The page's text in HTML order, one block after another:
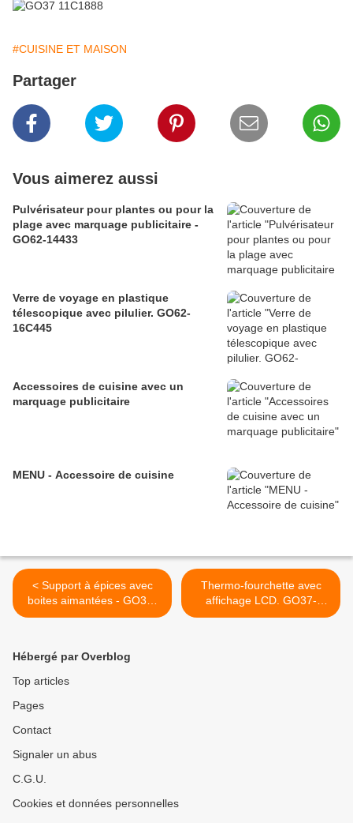
#CUISINE ET MAISON
Partager
Vous aimerez aussi
Pulvérisateur pour plantes ou pour la
plage avec marquage publicitaire -
GO62-14433
Verre de voyage en plastique
télescopique avec pilulier. GO62-
16C445
Accessoires de cuisine avec un
marquage publicitaire
MENU - Accessoire de cuisine
< Support à épices avec
boites aimantées - GO37-
11C1881
Thermo-fourchette avec
affichage LCD. GO37-
11C4157 >
Hébergé par Overblog
Top articles
Pages
Contact
Signaler un abus
C.G.U.
Cookies et données personnelles